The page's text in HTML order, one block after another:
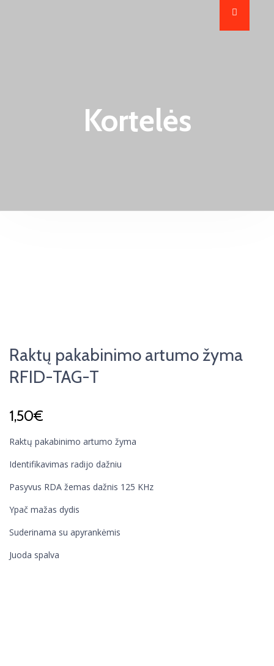
Kortelės
Raktų pakabinimo artumo žyma
RFID-TAG-T
1,50€
Raktų pakabinimo artumo žyma
Identifikavimas radijo dažniu
Pasyvus RDA žemas dažnis 125 KHz
Ypač mažas dydis
Suderinama su apyrankėmis
Juoda spalva